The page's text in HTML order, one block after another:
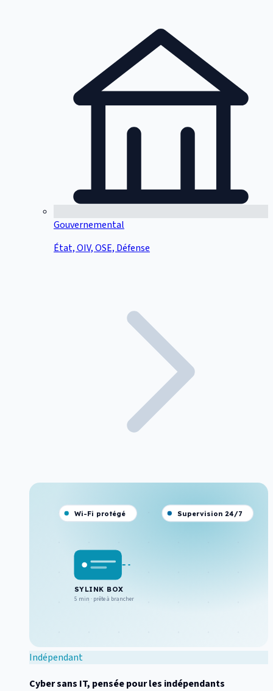
Gouvernemental
État, OIV, OSE, Défense
SYLINK BOX
5 min · prête à brancher
Wi-Fi protégé Supervision 24/7
Indépendant
Cyber sans IT, pensée pour les indépendants